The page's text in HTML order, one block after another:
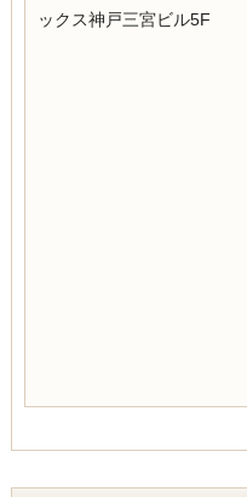
ックス神戸三宮ビル5F